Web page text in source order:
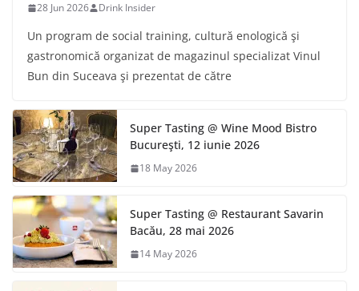
28 Jun 2026 Drink Insider
Un program de social training, cultură enologică şi
gastronomică organizat de magazinul specializat Vinul
Bun din Suceava şi prezentat de către
Super Tasting @ Wine Mood Bistro
Bucureşti, 12 iunie 2026
18 May 2026
Super Tasting @ Restaurant Savarin
Bacău, 28 mai 2026
14 May 2026